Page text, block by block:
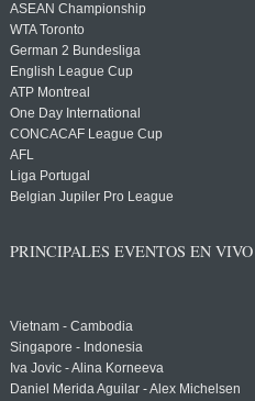
ASEAN Championship
WTA Toronto
German 2 Bundesliga
English League Cup
ATP Montreal
One Day International
CONCACAF League Cup
AFL
Liga Portugal
Belgian Jupiler Pro League
PRINCIPALES EVENTOS EN
Vietnam - Cambodia
Singapore - Indonesia
Iva Jovic - Alina Korneeva
Daniel Merida Aguilar - Alex Michelsen